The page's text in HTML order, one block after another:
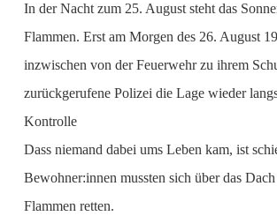
In der Nacht zum 25. August steht das
Flammen. Erst am Morgen des 26. August
inzwischen von der Feuerwehr zu ihrem
zurückgerufene Polizei die Lage wieder
Kontrolle
Dass niemand dabei ums Leben kam, ist
Bewohner:innen mussten sich über das
Flammen retten.